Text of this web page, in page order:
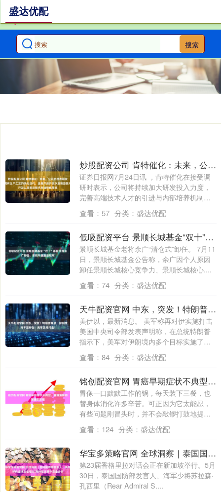
搜索
盛达优配
炒股配资公司 肯特催化：未来，公司的技术研发将重点聚焦于现有生产工艺的优化迭代、全新产品开发以及前沿技术市场转化落地
证券日报网7月24日讯 ，肯特催化在接受调
研时表示，公司将持续加大研发投入力度，
完善高端技术人才的引进与内部培养机制，
并....
查看： 57 分类： 盛达优配
低吸配资平台 景顺长城基金“双十”基金经理余广卸任，曾获年度股基冠军
景顺长城基金老将余广“清仓式”卸任。 7月11
日，景顺长城基金公告称，余广因个人原因
卸任景顺长城核心竞争力、景顺长城核心....
查看： 74 分类： 盛达优配
天牛配资官网 中东，突发！特朗普威胁：伊朗或将不复存在！美军发动打击！
美伊以，最新消息。 美军称再对伊实施打击
美国中央司令部发表声明称，在总统特朗普
指示下，美军对伊朗境内多个目标实施了新
一....
查看： 84 分类： 盛达优配
铭创配资官网 胃癌早期症状不典型，胃痛消瘦和黑便要警惕
胃像一口默默工作的锅，每天装下三餐，也
替身体消化许多辛苦。可正因为它太能忍，
有些问题刚冒头时，并不会敲锣打鼓地提醒
人。胃....
查看： 124 分类： 盛达优配
华宝多策略官网 全球洞察｜泰国国防部发言人：高度评价全球安全倡议&#32;期待推进泰中安全合作
第23届香格里拉对话会正在新加坡举行。5月
30日，泰国国防部发言人、海军少将苏拉森·
孔西里（Rear Admiral S....